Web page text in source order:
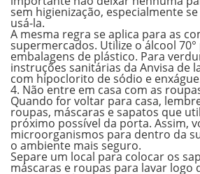
sem higienização, especialmente
usá-la.
A mesma regra se aplica para as
supermercados. Utilize o álcool 70°
embalagens de plástico. Para
instruções sanitárias da Anvisa de
com hipoclorito de sódio e
4. Não entre em casa com as
Quando for voltar para casa,
roupas, máscaras e sapatos que
próximo possível da porta. Assim,
microorganismos para dentro da
o ambiente mais seguro.
Separe um local para colocar os
máscaras e roupas para lavar logo